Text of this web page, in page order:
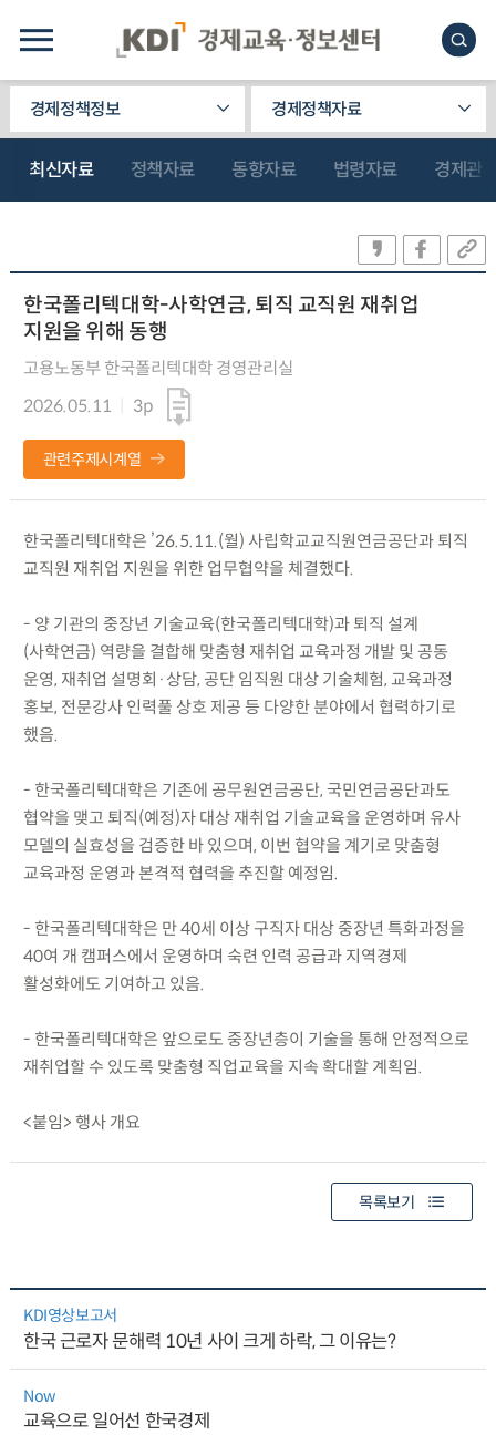
경제정책정보 경제정책자료
최신자료 정책자료 동향자료 법령자료 경제관
한국폴리텍대학-사학연금, 퇴직 교직원 재취업
지원을 위해 동행
고용노동부 한국폴리텍대학 경영관리실
2026.05.11
3p
관련주제시계열
한국폴리텍대학은 ’26.5.11.(월) 사립학교교직원연금공단과 퇴직
교직원 재취업 지원을 위한 업무협약을 체결했다.
- 양 기관의 중장년 기술교육(한국폴리텍대학)과 퇴직 설계
(사학연금) 역량을 결합해 맞춤형 재취업 교육과정 개발 및 공동
운영, 재취업 설명회·상담, 공단 임직원 대상 기술체험, 교육과정
홍보, 전문강사 인력풀 상호 제공 등 다양한 분야에서 협력하기로
했음.
- 한국폴리텍대학은 기존에 공무원연금공단, 국민연금공단과도
협약을 맺고 퇴직(예정)자 대상 재취업 기술교육을 운영하며 유사
모델의 실효성을 검증한 바 있으며, 이번 협약을 계기로 맞춤형
교육과정 운영과 본격적 협력을 추진할 예정임.
- 한국폴리텍대학은 만 40세 이상 구직자 대상 중장년 특화과정을
40여 개 캠퍼스에서 운영하며 숙련 인력 공급과 지역경제
활성화에도 기여하고 있음.
- 한국폴리텍대학은 앞으로도 중장년층이 기술을 통해 안정적으로
재취업할 수 있도록 맞춤형 직업교육을 지속 확대할 계획임.
<붙임> 행사 개요
목록보기
KDI영상보고서
한국 근로자 문해력 10년 사이 크게 하락, 그 이유는?
Now
교육으로 일어선 한국경제